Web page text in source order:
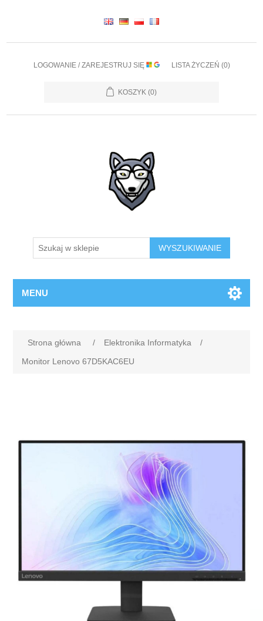
LOGOWANIE / ZAREJESTRUJ SIĘ LISTA ŻYCZEŃ (0)
KOSZYK (0)
WYSZUKIWANIE
MENU
Strona główna / Elektronika Informatyka
/
Monitor Lenovo 67D5KAC6EU